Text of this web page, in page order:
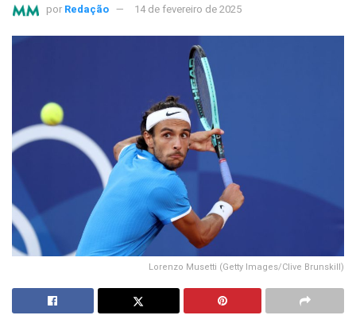
por Redação 14 de fevereiro de 2025
Lorenzo Musetti (Getty Images/Clive Brunskill)